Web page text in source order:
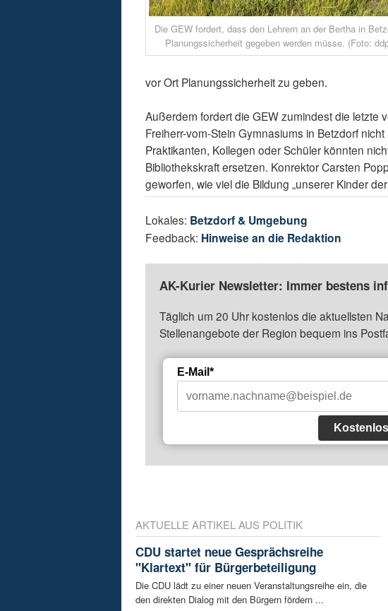
Die GEW fordert, dass den Lehrern an der Bertha in
Planungssicherheit gegeben werden müsse. (Foto:
vor Ort Planungssicherheit zu geben.
Außerdem fordert die GEW zumindest die letzte
Freiherr-vom-Stein Gymnasiums in Betzdorf
Praktikanten, Kollegen oder Schüler könnten
Bibliothekskraft ersetzen. Konrektor Carsten
geworfen, wie viel die Bildung „unserer Kinder
Lokales: Betzdorf & Umgebung
Feedback: Hinweise an die Redaktion
AK-Kurier Newsletter: Immer bestens
Täglich um 20 Uhr kostenlos die aktuellsten
Stellenangebote der Region bequem ins
E-Mail*
AKTUELLE ARTIKEL AUS POLITIK
CDU startet neue Gesprächsreihe
"Klartext" für Bürgerbeteiligung
Die CDU lädt zu einer neuen Veranstaltungsreihe ein, die
den direkten Dialog mit den Bürgern fördern ...